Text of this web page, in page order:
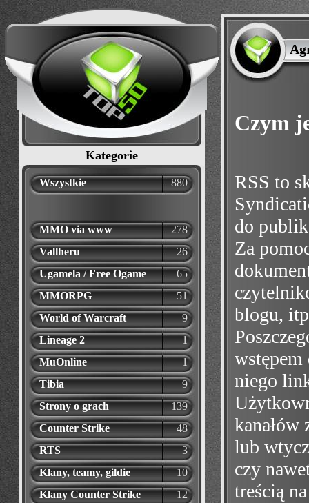
Kategorie
Wszystkie 880
MMO via www
278
Vallheru
26
Ugamela / Free Ogame
65
MMORPG
51
World of Warcraft
9
Lineage 2
1
MuOnline
1
Tibia
9
Strony o grach
139
Counter Strike
48
RTS
3
Klany, teamy, gildie
10
Klany Counter Strike
12
Czym
RSS to
do
Za
blogu,
wstępem
niego
kanałów
lub
czy
treścią